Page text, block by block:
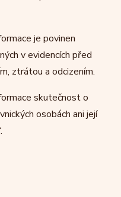
je povinen
v evidencích před
ztrátou a odcizením.
skutečnost o
osobách ani její